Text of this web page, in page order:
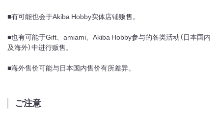
■有可能也会于Akiba Hobby实体店铺贩售。
■也有可能于Gift、amiami、Akiba Hobby参与的各类活动（日本国内
及海外）中进行贩售。
■海外售价可能与日本国内售价有所差异。
ご注意